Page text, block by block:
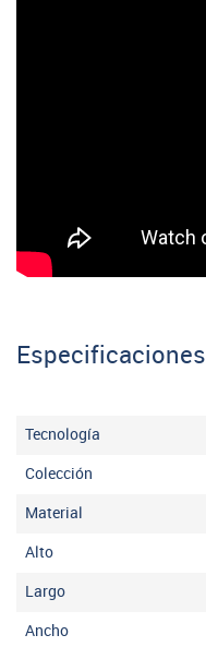
Especificaciones
Tecnología
Colección
Material
Alto
Largo
Ancho